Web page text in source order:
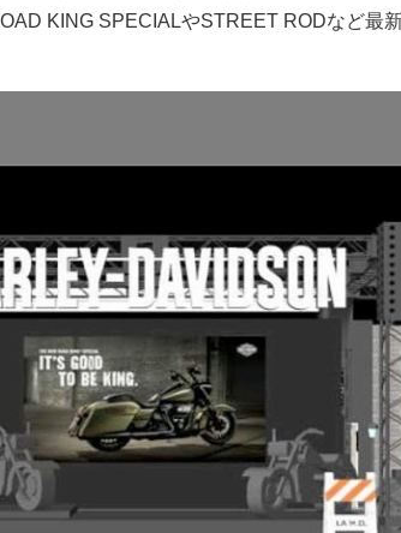
KING SPECIALやSTREET RODなど最